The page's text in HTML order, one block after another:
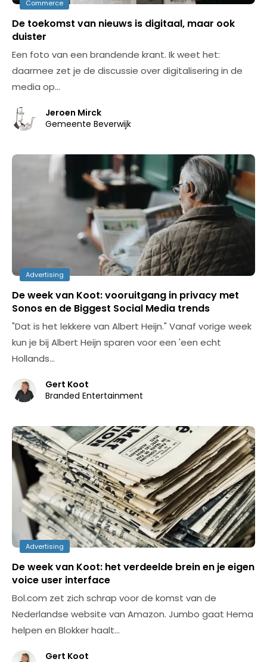
Commerce
De toekomst van nieuws is digitaal, maar ook
duister
Een foto van een brandende krant. Ik weet het:
daarmee zet je de discussie over digitalisering in de
media op…
Jeroen Mirck
Gemeente Beverwijk
Advertising
De week van Koot: vooruitgang in privacy met
Sonos en de Biggest Social Media trends
"Dat is het lekkere van Albert Heijn." Vanaf vorige week
kun je bij Albert Heijn sparen voor een 'een echt
Hollands…
Gert Koot
Branded Entertainment
Advertising
De week van Koot: het verdeelde brein en je eigen
voice user interface
Bol.com zet zich schrap voor de komst van de
Nederlandse website van Amazon. Jumbo gaat Hema
helpen en Blokker haalt…
Gert Koot